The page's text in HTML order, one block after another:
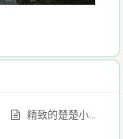
精致的楚楚小女人私照写真